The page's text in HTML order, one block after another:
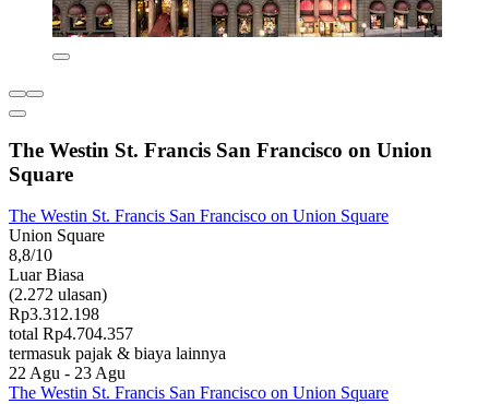
The Westin St. Francis San Francisco on Union
Square
The Westin St. Francis San Francisco on Union Square
Union Square
8,8/10
Luar Biasa
(2.272 ulasan)
Rp3.312.198
total Rp4.704.357
termasuk pajak & biaya lainnya
22 Agu - 23 Agu
The Westin St. Francis San Francisco on Union Square